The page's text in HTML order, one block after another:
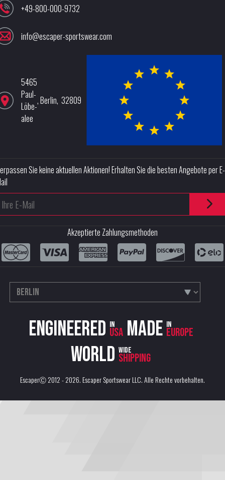
+49-800-000-9732
info@escaper-sportswear.com
5465
Paul-
Löbe-
alee
,Berlin, 32809
Sie keine aktuellen Aktionen! Erhalten Sie die besten Angebote per E-
Akzeptierte Zahlungsmethoden
Engineered in
USA Made in
Europe
World wide
shipping
EscaperⒸ 2012 - 2026.Escaper Sportswear LLC. Alle Rechte vorbehalten.